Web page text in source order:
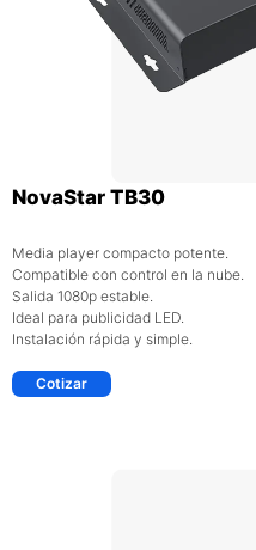
NovaStar TB30
Media player compacto potente.
Compatible con control en la nube.
Salida 1080p estable.
Ideal para publicidad LED.
Instalación rápida y simple.
Cotizar